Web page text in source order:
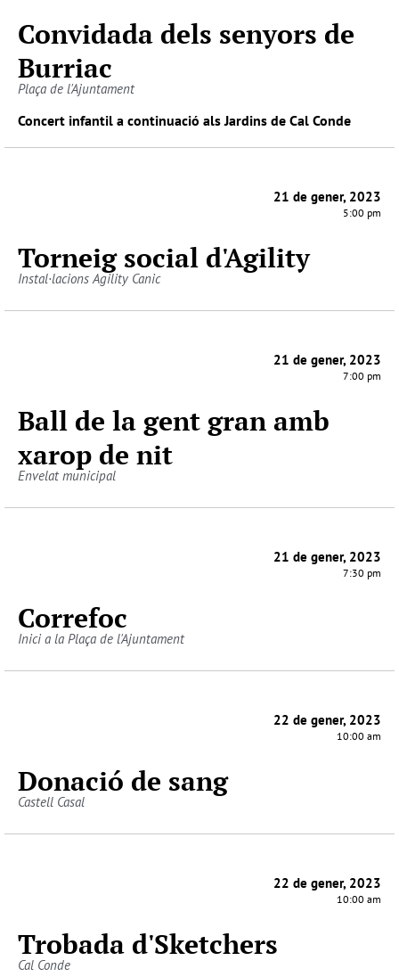
Convidada dels senyors de
Burriac
Plaça de l'Ajuntament
Concert infantil a continuació als Jardins de Cal Conde
21 de gener, 2023
5:00 pm
Torneig social d'Agility
Instal·lacions Agility Canic
21 de gener, 2023
7:00 pm
Ball de la gent gran amb
xarop de nit
Envelat municipal
21 de gener, 2023
7:30 pm
Correfoc
Inici a la Plaça de l'Ajuntament
22 de gener, 2023
10:00 am
Donació de sang
Castell Casal
22 de gener, 2023
10:00 am
Trobada d'Sketchers
Cal Conde